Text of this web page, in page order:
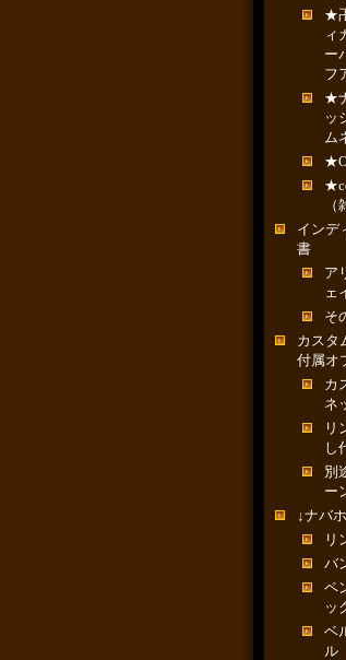
★
ィ
ー
フ
★
ッ
ム
（
インデ
書
ア
ェ
そ
カスタ
付属オ
カ
ネ
リ
し
別
ー
↓ナバ
リ
バ
ペ
ッ
ベ
ル